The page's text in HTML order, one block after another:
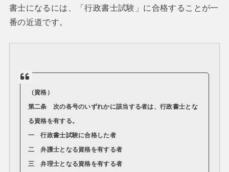
書士になるには、「行政書士試験」に合格することが一
番の近道です。
（資格）
第二条 次の各号のいずれかに該当する者は、行政書士とな
る資格を有する。
一 行政書士試験に合格した者
二 弁護士となる資格を有する者
三 弁理士となる資格を有する者